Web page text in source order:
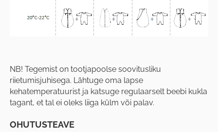
NB! Tegemist on tootjapoolse soovitusliku
riietumisjuhisega. Lähtuge oma lapse
kehatemperatuurist ja katsuge regulaarselt beebi kukla
tagant, et tal ei oleks liiga külm või palav.
OHUTUSTEAVE